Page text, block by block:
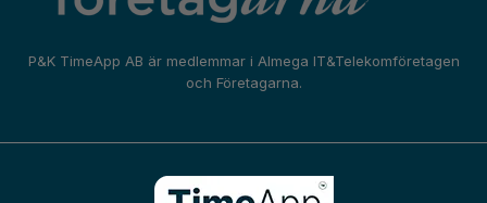
P&K TimeApp AB är medlemmar i Almega IT&Telekomföretagen
och Företagarna.